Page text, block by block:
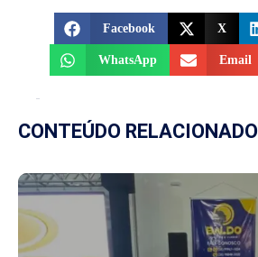
Facebook X
WhatsApp Email
CONTEÚDO RELACIONADO